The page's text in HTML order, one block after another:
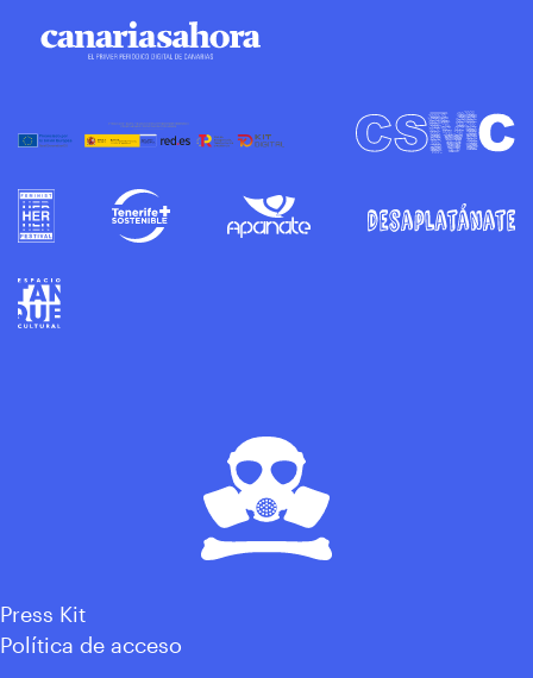
Press Kit
Política de acceso